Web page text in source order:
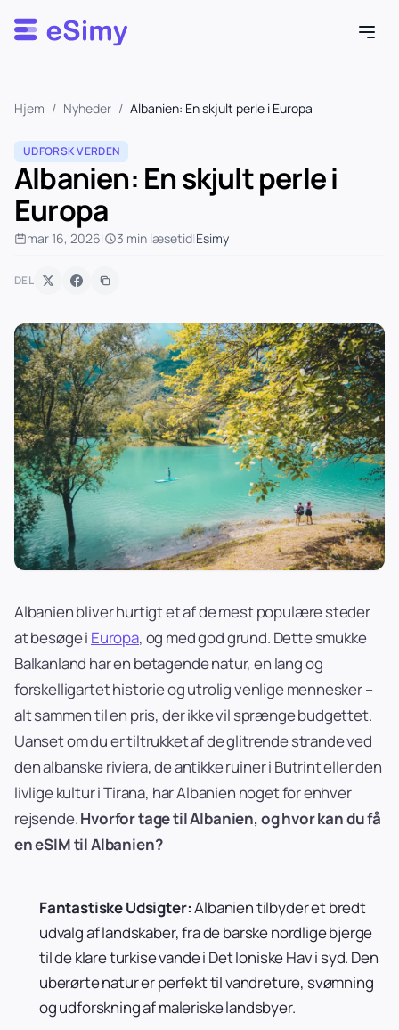
Esimy
Hjem / Nyheder / Albanien: En skjult perle i Europa
UDFORSK VERDEN
Albanien: En skjult perle i
Europa
mar 16, 2026| 3 min læsetid|Esimy
DEL
Albanien bliver hurtigt et af de mest populære steder
at besøge i Europa, og med god grund. Dette smukke
Balkanland har en betagende natur, en lang og
forskelligartet historie og utrolig venlige mennesker –
alt sammen til en pris, der ikke vil sprænge budgettet.
Uanset om du er tiltrukket af de glitrende strande ved
den albanske riviera, de antikke ruiner i Butrint eller den
livlige kultur i Tirana, har Albanien noget for enhver
rejsende.Hvorfor tage til Albanien, og hvor kan du få
en eSIM til Albanien?
Fantastiske Udsigter:Albanien tilbyder et bredt
udvalg af landskaber, fra de barske nordlige bjerge
til de klare turkise vande i Det Ioniske Hav i syd. Den
uberørte natur er perfekt til vandreture, svømning
og udforskning af maleriske landsbyer.